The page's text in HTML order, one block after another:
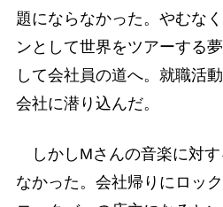
題にならなかった。やむな
ンとして世界をツアーする
して会社員の道へ。就職活
会社に潜り込んだ。
しかしMさんの音楽に対
なかった。会社帰りにロッ